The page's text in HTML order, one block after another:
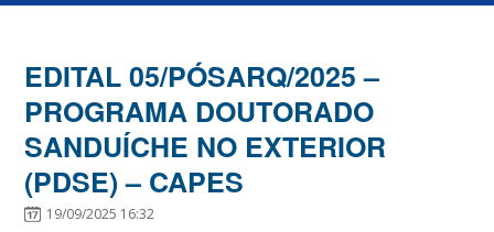
EDITAL 05/PÓSARQ/2025 –
PROGRAMA DOUTORADO
SANDUÍCHE NO EXTERIOR
(PDSE) – CAPES
19/09/2025 16:32